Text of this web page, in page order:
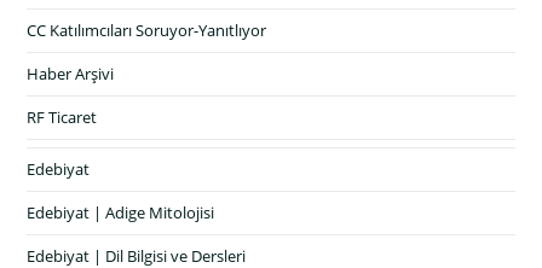
CC Katılımcıları Soruyor-Yanıtlıyor
Haber Arşivi
RF Ticaret
Edebiyat
Edebiyat | Adige Mitolojisi
Edebiyat | Dil Bilgisi ve Dersleri